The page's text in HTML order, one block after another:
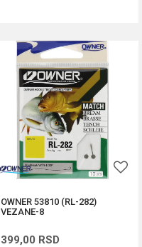
OWNER 53810 (RL-282)
VEZANE-8
399,00 RSD